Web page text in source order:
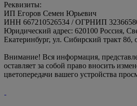
Реквизиты:
ИП Егоров Семен Юрьевич
ИНН 667210526534 / ОГРНИП
Юридический адрес: 620100 Россия,
Екатеринбург, ул. Сибирский тракт 8б,
Внимание! Вся информация,
оставляет за собой право вносить
цветопередачи вашего устройства